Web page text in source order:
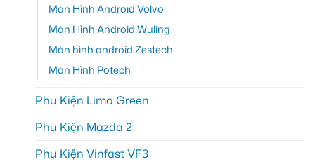
Màn Hình Android Volvo
Màn Hình Android Wuling
Màn hình android Zestech
Màn Hình Potech
Phụ Kiện Limo Green
Phụ Kiện Mazda 2
Phụ Kiện Vinfast VF3